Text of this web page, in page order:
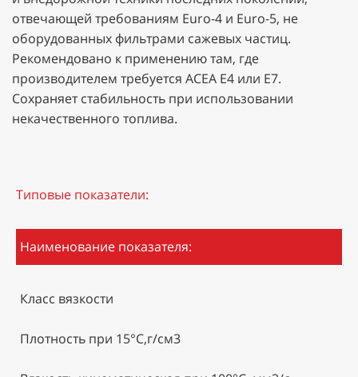
отвечающей требованиям Euro-4 и Euro-5, не
оборудованных фильтрами сажевых частиц.
Рекомендовано к применению там, где
производителем требуется ACEA E4 или E7.
Сохраняет стабильность при использовании
некачественного топлива.
Типовые показатели:
Наименование показателя:
Класс вязкости
Плотность при 15°С,г/см3